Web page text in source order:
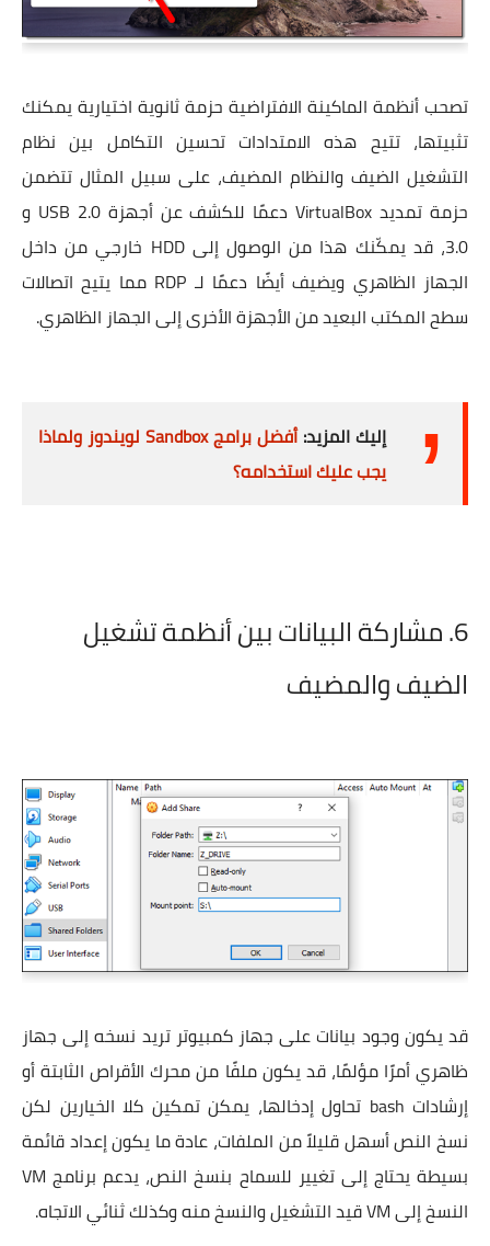
تصحب أنظمة الماكينة الافتراضية حزمة ثانوية اختيارية يمكنك
تثبيتها، تتيح هذه الامتدادات تحسين التكامل بين نظام
التشغيل الضيف والنظام المضيف، على سبيل المثال تتضمن
حزمة تمديد VirtualBox دعمًا للكشف عن أجهزة USB 2.0 و
3.0، قد يمكّنك هذا من الوصول إلى HDD خارجي من داخل
الجهاز الظاهري ويضيف أيضًا دعمًا لـ RDP مما يتيح اتصالات
سطح المكتب البعيد من الأجهزة الأخرى إلى الجهاز الظاهري.
إليك المزيد:أ
فضل برامج Sandbox لويندوز ولماذا
يجب عليك استخدامه؟
6. مشاركة البيانات بين أنظمة تشغيل
الضيف والمضيف
قد يكون وجود بيانات على جهاز كمبيوتر تريد نسخه إلى جهاز
ظاهري أمرًا مؤلمًا، قد يكون ملفًا من محرك الأقراص الثابتة أو
إرشادات bash تحاول إدخالها، يمكن تمكين كلا الخيارين لكن
نسخ النص أسهل قليلاً من الملفات، عادة ما يكون إعداد قائمة
بسيطة يحتاج إلى تغيير للسماح بنسخ النص، يدعم برنامج VM
النسخ إلى VM قيد التشغيل والنسخ منه وكذلك ثنائي الاتجاه.